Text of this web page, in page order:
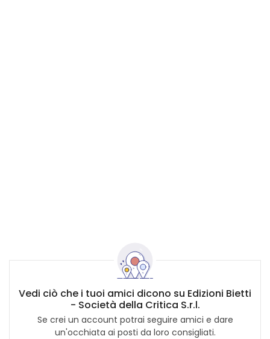
Vedi ciò che i tuoi amici dicono su Edizioni Bietti
- Società della Critica S.r.l.
Se crei un account potrai seguire amici e dare
un'occhiata ai posti da loro consigliati.